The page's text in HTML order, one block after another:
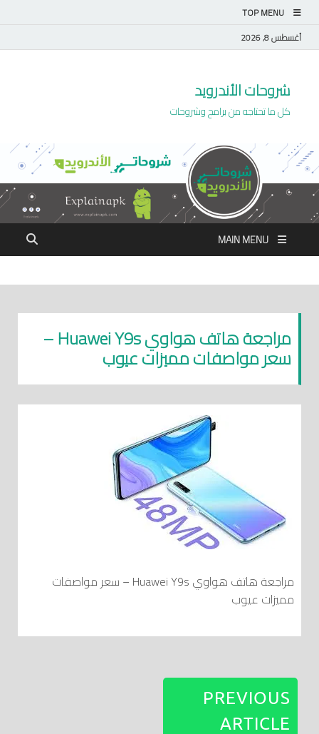
TOP MENU
أغسطس 8, 2026
شروحات الأندرويد
كل ما تحتاجه من برامج وشروحات
MAIN MENU
مراجعة هاتف هواوي Huawei Y9s –
سعر مواصفات مميزات عيوب
مراجعة هاتف هواوي Huawei Y9s – سعر مواصفات
مميزات عيوب
PREVIOUS
ARTICLE